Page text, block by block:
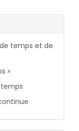
temps et de
»
temps